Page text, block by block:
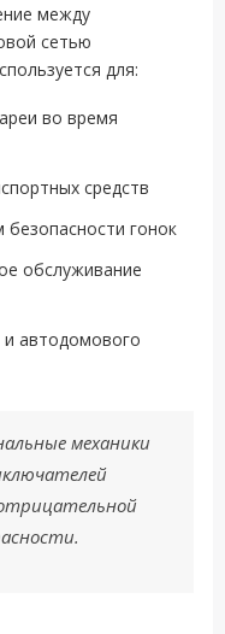
между
сетью
для:
во время
средств
гонок
обслуживание
автодомового
механики